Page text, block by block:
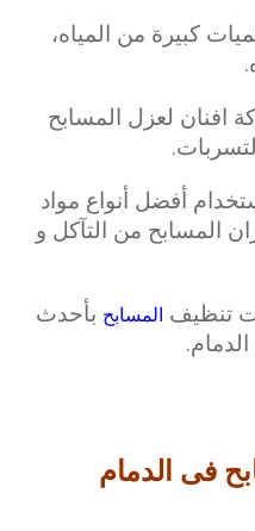
كبيرة من المياه،
افنان لعزل المسابح
أفضل أنواع مواد
المسابح من التآكل و
تنظيف المسابح بأحدث
فى الدمام